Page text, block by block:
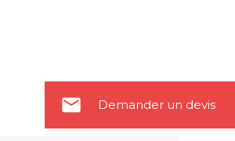
email Demander un devis